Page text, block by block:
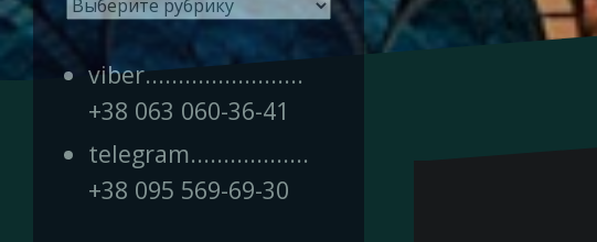
viber........................
+38 063 060-36-41
telegram..................
+38 095 569-69-30